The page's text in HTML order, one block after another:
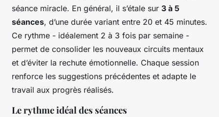
séance miracle. En général, il s’étale sur 3 à 5
séances, d’une durée variant entre 20 et 45 minutes.
Ce rythme - idéalement 2 à 3 fois par semaine -
permet de consolider les nouveaux circuits mentaux
et d’éviter la rechute émotionnelle. Chaque session
renforce les suggestions précédentes et adapte le
travail aux progrès réalisés.
Le rythme idéal des séances